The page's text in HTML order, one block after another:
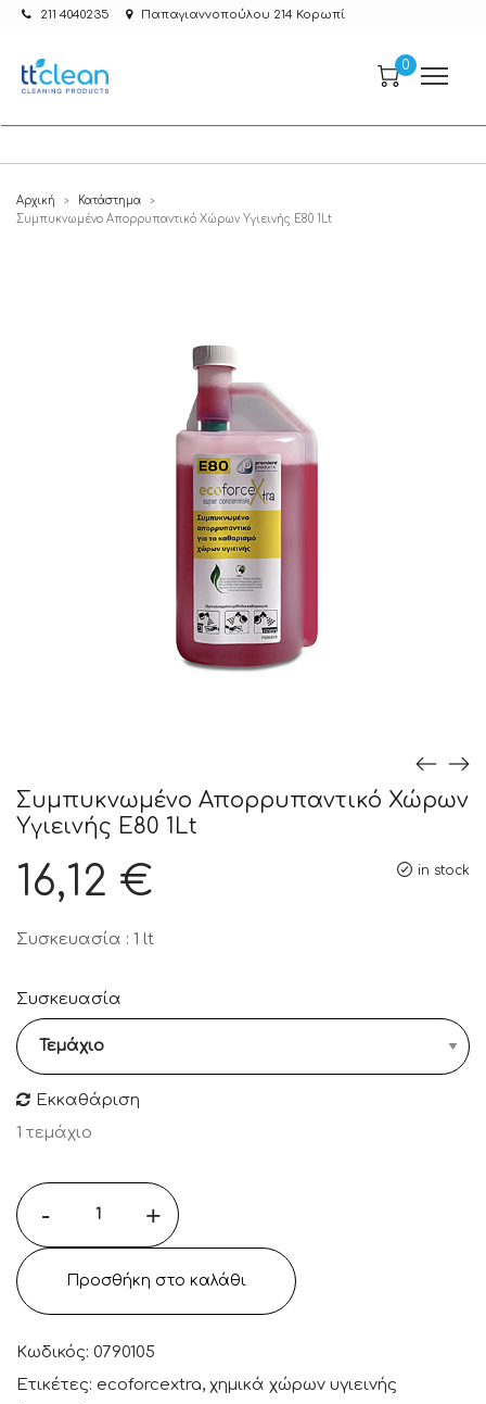
211 4040235 Παπαγιαννοπούλου 214 Κορωπί
0
Αρχική > Κατάστημα >
Συμπυκνωμένο Απορρυπαντικό Χώρων Υγιεινής E80 1Lt
Συμπυκνωμένο Απορρυπαντικό Χώρων
Υγιεινής E80 1Lt
in stock
16,12 €
Συσκευασία : 1 lt
Συσκευασία
Εκκαθάριση
1 τεμάχιο
- +
Προσθήκη στο καλάθι
Κωδικός: 0790105
Ετικέτες: ecoforcextra, χημικά χώρων υγιεινής